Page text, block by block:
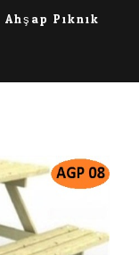
Ahşap Piknik